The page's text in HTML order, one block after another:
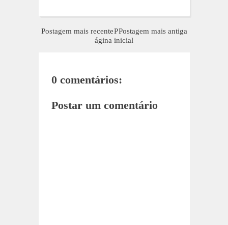
Postagem mais recente Postagem mais antiga
P
ágina inicial
0 comentários:
Postar um comentário